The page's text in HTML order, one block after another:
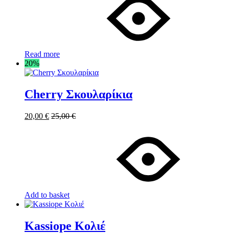
Read more
20%
Cherry Σκουλαρίκια
20,00 € 25,00€
Add to basket
Kassiope Κολιέ